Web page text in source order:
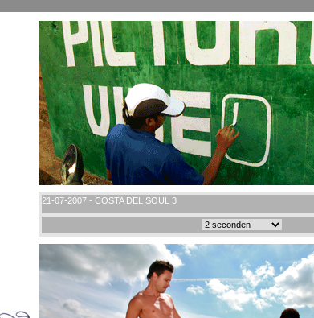
21-07-2007 - COSTA DEL SOUL 3